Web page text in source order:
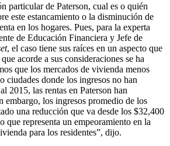
particular de Paterson, cual es o quién
este estancamiento o la disminución de
en los hogares. Pues, para la experta
de Educación Financiera y Jefe de
, el caso tiene sus raíces en un aspecto que
acorde a sus consideraciones se ha
que los mercados de vivienda menos
ciudades donde los ingresos no han
2015, las rentas en Paterson han
embargo, los ingresos promedio de los
una reducción que va desde los $32,400
que representa un empeoramiento en la
para los residentes”, dijo.